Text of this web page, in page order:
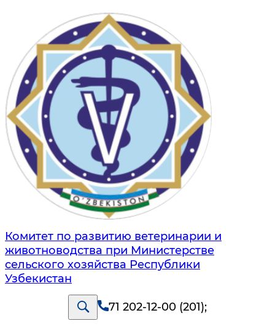
Комитет по развитию ветеринарии и
животноводства при Министерстве
сельского хозяйства Республики
Узбекистан
71 202-12-00 (201);